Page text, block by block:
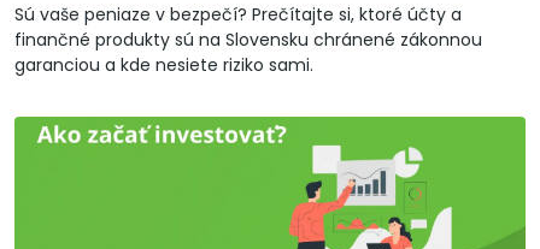
Sú vaše peniaze v bezpečí? Prečítajte si, ktoré účty a
finančné produkty sú na Slovensku chránené zákonnou
garanciou a kde nesiete riziko sami.